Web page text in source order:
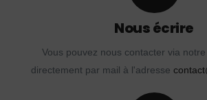
Nous écrire
Vous pouvez nous contacter via notre
directement par mail à l'adresse